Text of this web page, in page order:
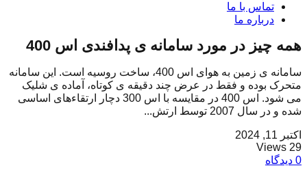
تماس با ما
درباره ما
همه چیز در مورد سامانه ی پدافندی اس 400
سامانه ی زمین به هوای اس 400، ساخت روسیه است. این سامانه
متحرک بوده و فقط در عرض چند دقیقه ی کوتاه، آماده ی شلیک
می شود. اس 400 در مقایسه با اس 300 دچار ارتقاءهای اساسی
شده و در سال 2007 توسط ارتش...
اکتبر 11, 2024
29 Views
0 دیدگاه